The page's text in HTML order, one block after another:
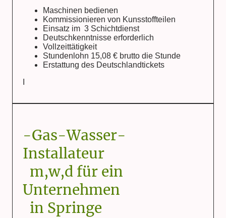
Maschinen bedienen
Kommissionieren von Kunsstoffteilen
Einsatz im 3 Schichtdienst
Deutschkenntnisse erforderlich
Vollzeittätigkeit
Stundenlohn 15,08 € brutto die Stunde
Erstattung des Deutschlandtickets
-Gas-Wasser-
Installateur
m,w,d für ein
Unternehmen
in Springe